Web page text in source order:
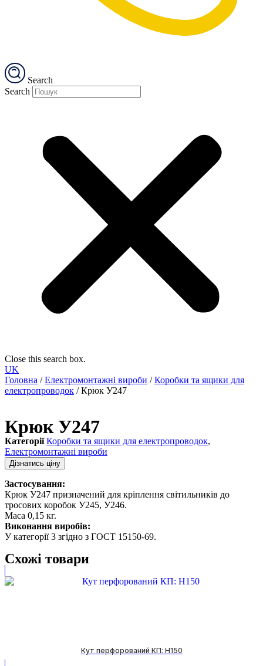
Search
Search
Close this search box.
UK
Головна /Електромонтажні вироби /Коробки та ящики для
електропроводок / Крюк У247
Крюк У247
Категорії Коробки та ящики для електропроводок,
Електромонтажні вироби
Дізнатись ціну
Застосування:
Крюк У247 призначений для кріплення світильників до
тросових коробок У245, У246.
Маса 0,15 кг.
Виконання виробів:
У категорії 3 згідно з ГОСТ 15150-69.
Схожі товари
Кут перфорований КП: H150